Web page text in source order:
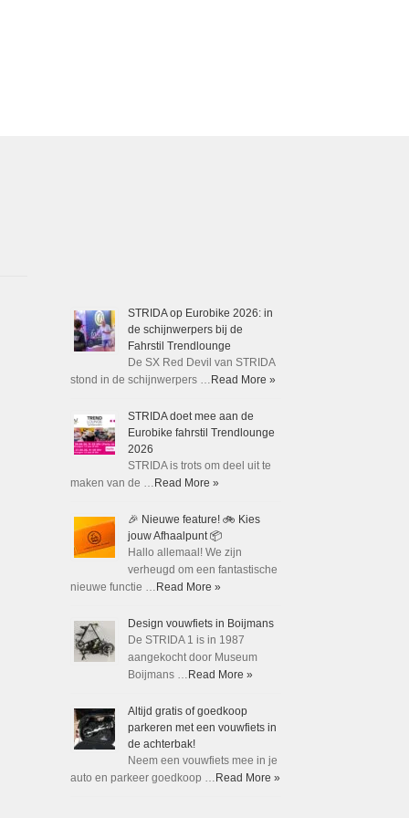
STRIDA op Eurobike 2026: in
de schijnwerpers bij de
Fahrstil Trendlounge
De SX Red Devil van STRIDA
stond in de schijnwerpers … Read More »
STRIDA doet mee aan de
Eurobike fahrstil Trendlounge
2026
STRIDA is trots om deel uit te
maken van de … Read More »
🎉 Nieuwe feature! 🚲 Kies
jouw Afhaalpunt 📦
Hallo allemaal! We zijn
verheugd om een fantastische
nieuwe functie … Read More »
Design vouwfiets in Boijmans
De STRIDA 1 is in 1987
aangekocht door Museum
Boijmans … Read More »
Altijd gratis of goedkoop
parkeren met een vouwfiets in
de achterbak!
Neem een vouwfiets mee in je
auto en parkeer goedkoop … Read More »